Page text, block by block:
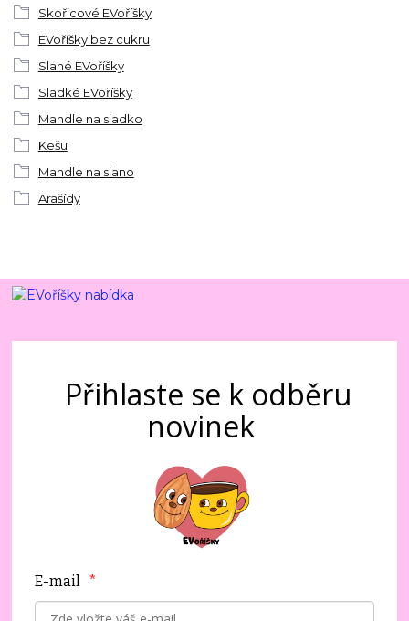
Skořicové EVoříšky
EVoříšky bez cukru
Slané EVoříšky
Sladké EVoříšky
Mandle na sladko
Kešu
Mandle na slano
Arašídy
Přihlaste se k odběru
novinek
E-mail *